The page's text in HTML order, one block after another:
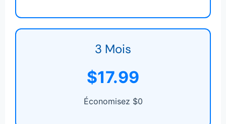
3 Mois
$17.99
Économisez $0